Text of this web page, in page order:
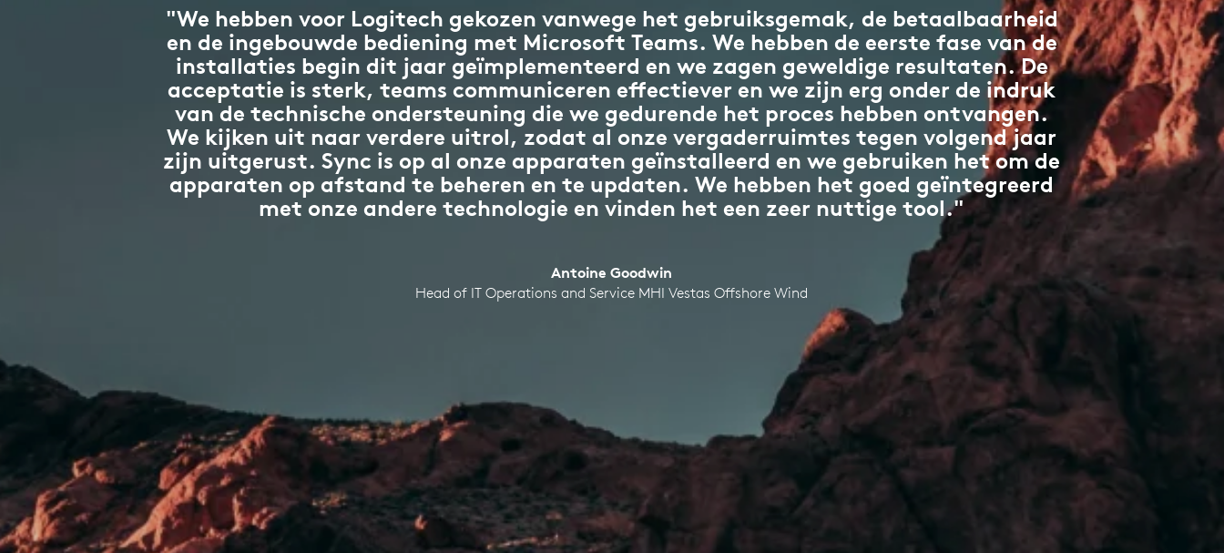
"We hebben voor Logitech gekozen vanwege het gebruiksgemak, de betaalbaarheid
en de ingebouwde bediening met Microsoft Teams. We hebben de eerste fase van de
installaties begin dit jaar geïmplementeerd en we zagen geweldige resultaten. De
acceptatie is sterk, teams communiceren effectiever en we zijn erg onder de indruk
van de technische ondersteuning die we gedurende het proces hebben ontvangen.
We kijken uit naar verdere uitrol, zodat al onze vergaderruimtes tegen volgend jaar
zijn uitgerust. Sync is op al onze apparaten geïnstalleerd en we gebruiken het om de
apparaten op afstand te beheren en te updaten. We hebben het goed geïntegreerd
met onze andere technologie en vinden het een zeer nuttige tool."
Antoine Goodwin
Head of IT Operations and Service MHI Vestas Offshore Wind